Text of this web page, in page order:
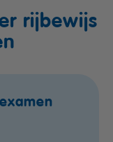
rijbewijs